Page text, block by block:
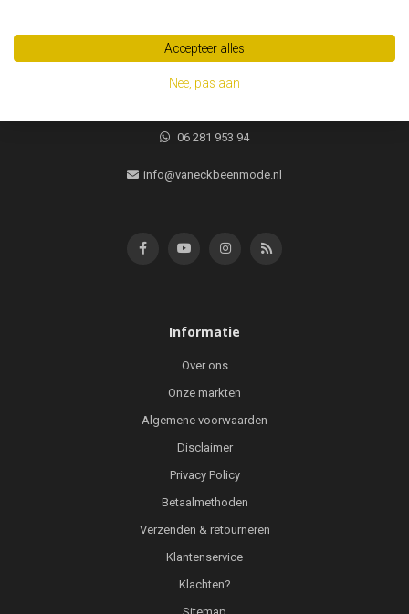
1311 HK
Almere, Nederland
06 281 953 94
info@vaneckbeenmode.nl
Informatie
Over ons
Onze markten
Algemene voorwaarden
Disclaimer
Privacy Policy
Betaalmethoden
Verzenden & retourneren
Klantenservice
Klachten?
Accepteer alles
Nee, pas aan